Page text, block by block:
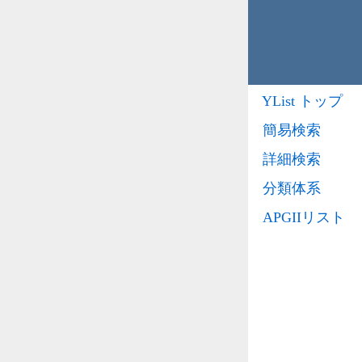
YList トップ
簡易検索
詳細検索
分類体系
APGIIリスト